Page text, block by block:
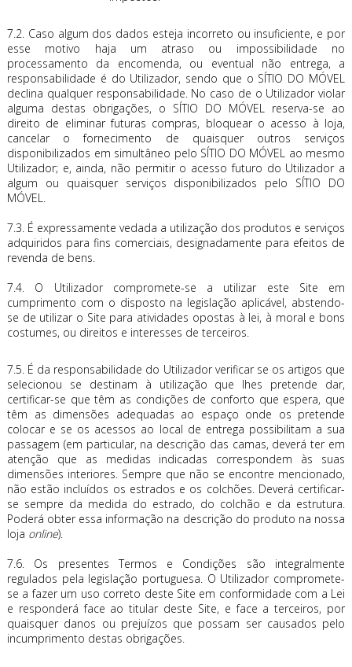
7.2. Caso algum dos dados esteja incorreto ou insuficiente, e por
esse motivo haja um atraso ou impossibilidade no
processamento da encomenda, ou eventual não entrega, a
responsabilidade é do Utilizador, sendo que o SÍTIO DO MÓVEL
declina qualquer responsabilidade. No caso de o Utilizador violar
alguma destas obrigações, o SÍTIO DO MÓVEL reserva-se ao
direito de eliminar futuras compras, bloquear o acesso à loja,
cancelar o fornecimento de quaisquer outros serviços
disponibilizados em simultâneo pelo SÍTIO DO MÓVEL ao mesmo
Utilizador; e, ainda, não permitir o acesso futuro do Utilizador a
algum ou quaisquer serviços disponibilizados pelo SÍTIO DO
MÓVEL.
7.3. É expressamente vedada a utilização dos produtos e serviços
adquiridos para fins comerciais, designadamente para efeitos de
revenda de bens.
7.4. O Utilizador compromete-se a utilizar este Site em
cumprimento com o disposto na legislação aplicável, abstendo-
se de utilizar o Site para atividades opostas à lei, à moral e bons
costumes, ou direitos e interesses de terceiros.
7.5. É da responsabilidade do Utilizador verificar se os artigos que
selecionou se destinam à utilização que lhes pretende dar,
certificar-se que têm as condições de conforto que espera, que
têm as dimensões adequadas ao espaço onde os pretende
colocar e se os acessos ao local de entrega possibilitam a sua
passagem (em particular, na descrição das camas, deverá ter em
atenção que as medidas indicadas correspondem às suas
dimensões interiores. Sempre que não se encontre mencionado,
não estão incluídos os estrados e os colchões. Deverá certificar-
se sempre da medida do estrado, do colchão e da estrutura.
Poderá obter essa informação na descrição do produto na nossa
loja online).
7.6. Os presentes Termos e Condições são integralmente
regulados pela legislação portuguesa. O Utilizador compromete-
se a fazer um uso correto deste Site em conformidade com a Lei
e responderá face ao titular deste Site, e face a terceiros, por
quaisquer danos ou prejuízos que possam ser causados pelo
incumprimento destas obrigações.